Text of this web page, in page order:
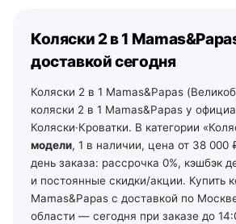
Дзержинского, 35): самовывоз из
день после подтверждения заказа,
— от 490 ₽, по области — уточняйте
Ленинградской области — от 2
склада в Санкт-Петербурге (тел. +7
Коляски 2 в 1
доставкой сегодня
Коляски 2 в 1 Mamas&Papas
коляски 2 в 1 Mamas&Papas у
Коляски·Кроватки. В категории
модели, 1 в наличии, цена от 38 000
день заказа: рассрочка 0%, кэшбэк
и постоянные скидки/акции. Купить
Mamas&Papas с доставкой по
области — сегодня при заказе до